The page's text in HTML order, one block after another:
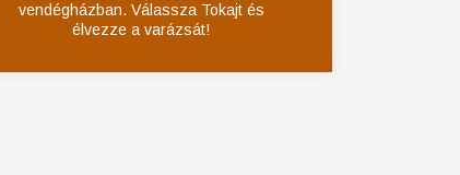
vendégházban. Válassza Tokajt és
élvezze a varázsát!